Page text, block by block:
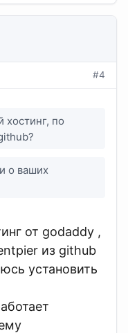
#4
хостинг, по
о ваших
от godaddy ,
из github
установить